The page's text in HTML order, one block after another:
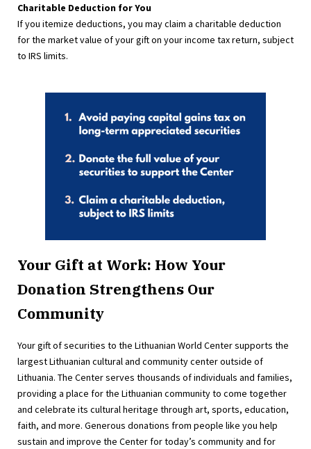
Charitable Deduction for You
If you itemize deductions, you may claim a charitable deduction
for the market value of your gift on your income tax return, subject
to IRS limits.
Your Gift at Work: How Your
Donation Strengthens Our
Community
Your gift of securities to the Lithuanian World Center supports the
largest Lithuanian cultural and community center outside of
Lithuania. The Center serves thousands of individuals and families,
providing a place for the Lithuanian community to come together
and celebrate its cultural heritage through art, sports, education,
faith, and more. Generous donations from people like you help
sustain and improve the Center for today’s community and for